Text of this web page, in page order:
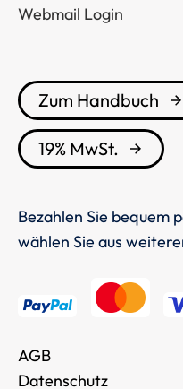
Webmail Login
Zum Handbuch
19% MwSt.
Bezahlen Sie bequem
wählen Sie aus
AGB
Datenschutz